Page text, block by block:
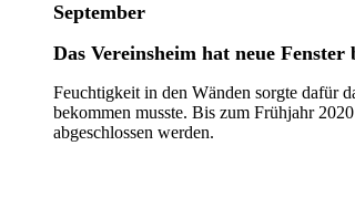
September
Das Vereinsheim hat neue Fenster
Feuchtigkeit in den Wänden sorgte dafür
bekommen musste. Bis zum Frühjahr
abgeschlossen werden.